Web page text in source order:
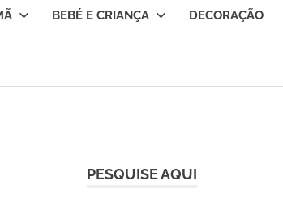
BEBÉ E CRIANÇA DECORAÇÃO
PESQUISE AQUI